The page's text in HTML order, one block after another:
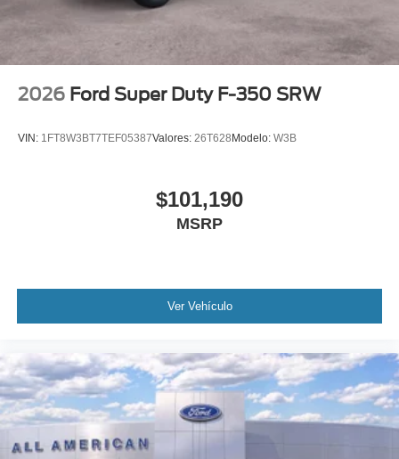
Wheels: 18" Bright Machined & Carbonized Gray Alum
-inc: Painted
2026 Ford Super Duty F-350 SRW
VIN: 1FT8W3BT7TEF05387Valores: 26T628Modelo: W3B
$101,190
MSRP
Ver Vehículo